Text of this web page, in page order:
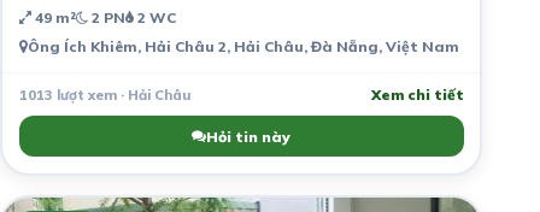
49 m² 2 PN 2 WC
Ông Ích Khiêm, Hải Châu 2, Hải Châu, Đà Nẵng, Việt Nam
1013 lượt xem · Hải Châu Xem chi tiết
Hỏi tin này